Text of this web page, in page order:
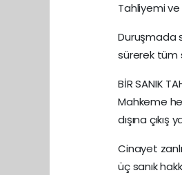
Tahliyemi
Duruşmada
sürerek tüm
BİR SANIK
Mahkeme
dışına
Cinayet
üç sanık